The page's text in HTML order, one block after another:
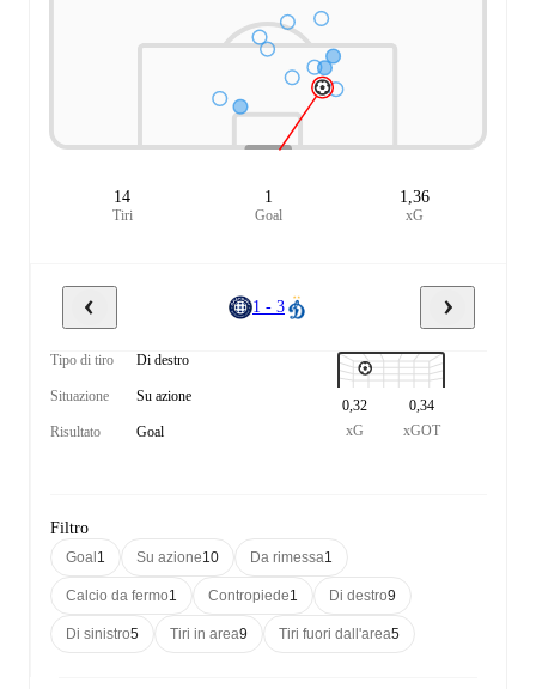
14
Tiri
1
Goal
1,36
xG
1 - 3
Tipo di tiro Di destro
Situazione Su azione
Risultato Goal
0,32
xG
0,34
xGOT
Filtro
Goal1 Su azione10 Da rimessa1
Calcio da fermo1 Contropiede1 Di destro9
Di sinistro5 Tiri in area9 Tiri fuori dall'area5